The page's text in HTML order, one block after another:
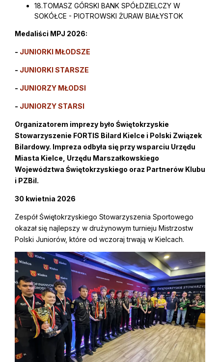
18.TOMASZ GÓRSKI BANK SPÓŁDZIELCZY W
SOKÓŁCE - PIOTROWSKI ŻURAW BIAŁYSTOK
Medaliści MPJ 2026:
- JUNIORKI MŁODSZE
- JUNIORKI STARSZE
- JUNIORZY MŁODSI
- JUNIORZY STARSI
Organizatorem imprezy było Świętokrzyskie
Stowarzyszenie FORTIS Bilard Kielce i Polski Związek
Bilardowy. Impreza odbyła się przy wsparciu Urzędu
Miasta Kielce, Urzędu Marszałkowskiego
Województwa Świętokrzyskiego oraz Partnerów Klubu
i PZBil.
30 kwietnia 2026
Zespół Świętokrzyskiego Stowarzyszenia Sportowego
okazał się najlepszy w drużynowym turnieju Mistrzostw
Polski Juniorów, które od wczoraj trwają w Kielcach.